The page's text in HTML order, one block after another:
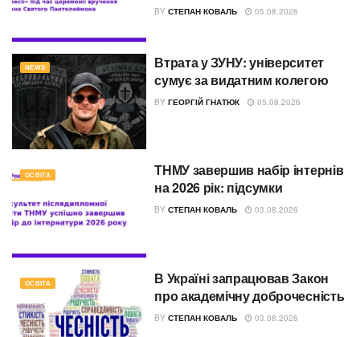
BY СТЕПАН КОВАЛЬ 05.08.2026
NEWS
Втрата у ЗУНУ: університет
сумує за видатним колегою
BY ГЕОРГІЙ ГНАТЮК 05.08.2026
ОСВІТА
ТНМУ завершив набір інтернів
на 2026 рік: підсумки
BY СТЕПАН КОВАЛЬ 03.08.2026
ОСВІТА
В Україні запрацював Закон
про академічну доброчесність
BY СТЕПАН КОВАЛЬ 03.08.2026